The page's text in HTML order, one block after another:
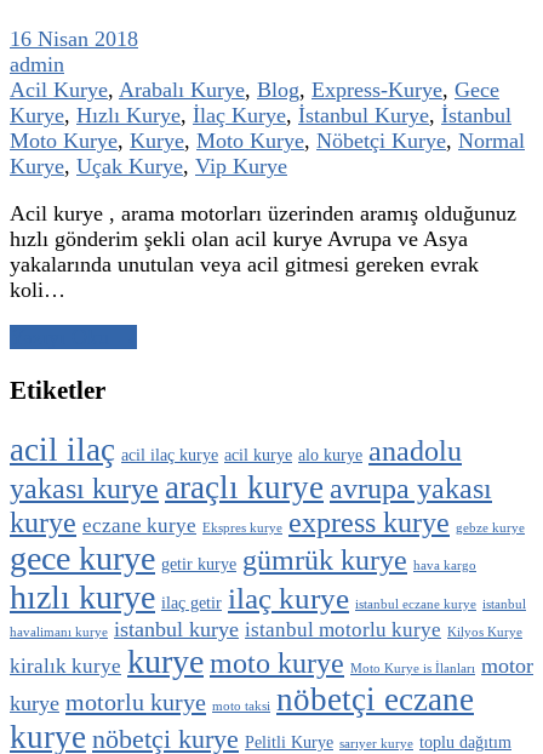
16 Nisan 2018
admin
Acil Kurye, Arabalı Kurye, Blog, Express-Kurye, Gece
Kurye, Hızlı Kurye, İlaç Kurye, İstanbul Kurye, İstanbul
Moto Kurye, Kurye, Moto Kurye, Nöbetçi Kurye, Normal
Kurye, Uçak Kurye, Vip Kurye
Acil kurye , arama motorları üzerinden aramış olduğunuz
hızlı gönderim şekli olan acil kurye Avrupa ve Asya
yakalarında unutulan veya acil gitmesi gereken evrak
koli…
Etiketler
acil ilaç acil ilaç kurye acil kurye alo kurye anadolu
yakası kurye araçlı kurye avrupa yakası
kurye eczane kurye Ekspres kurye express kurye gebze kurye
gece kurye getir kurye gümrük kurye hava kargo
hızlı kurye ilaç getir ilaç kurye istanbul eczane kurye istanbul
havalimanı kurye istanbul kurye istanbul motorlu kurye Kilyos Kurye
kiralık kurye kuryemoto kurye Moto Kurye is İlanları motor
kurye motorlu kurye moto taksi nöbetçi eczane
kurye nöbetçi kurye Pelitli Kurye sarıyer kurye toplu dağıtım